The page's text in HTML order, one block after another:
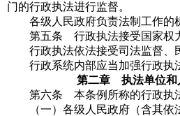
门的行政执法进行监督。
各级人民政府负责法制工作的
第五条 行政执法接受国家权力
行政执法依法接受司法监督、
行政系统内部应当加强行政执
第二章 执法单位和
第六条 本条例所称的行政执
（一）各级人民政府（含其依法